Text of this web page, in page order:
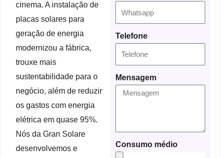
cinema. A instalação de
placas solares para
geração de energia
modernizou a fábrica,
trouxe mais
sustentabilidade para o
negócio, além de reduzir
os gastos com energia
elétrica em quase 95%.
Nós da Gran Solare
desenvolvemos e
Telefone
Mensagem
Consumo médio